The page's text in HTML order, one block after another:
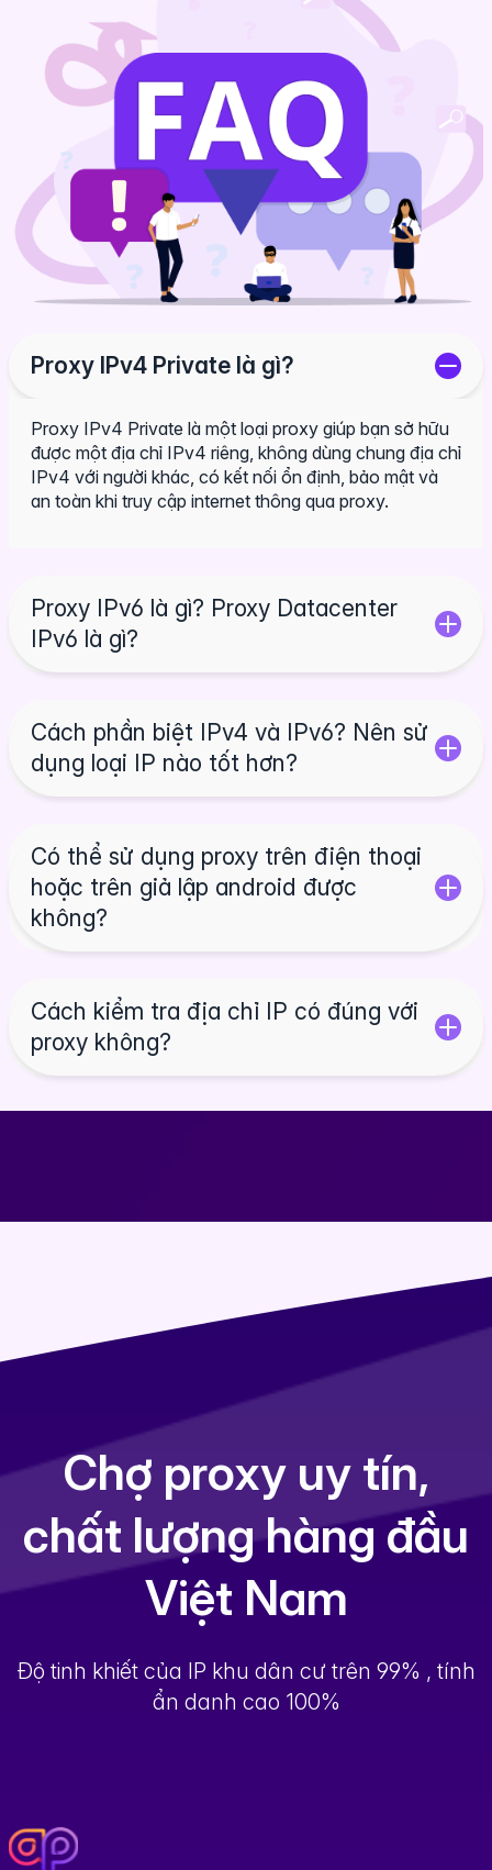
Proxy IPv4 Private là gì?
Proxy IPv4 Private là một loại proxy giúp bạn sở hữu
được một địa chỉ IPv4 riêng, không dùng chung địa chỉ
IPv4 với người khác, có kết nối ổn định, bảo mật và
an toàn khi truy cập internet thông qua proxy.
Proxy IPv6 là gì? Proxy Datacenter
IPv6 là gì?
Cách phần biệt IPv4 và IPv6? Nên sử
dụng loại IP nào tốt hơn?
Có thể sử dụng proxy trên điện thoại
hoặc trên giả lập android được
không?
Cách kiểm tra địa chỉ IP có đúng với
proxy không?
Chợ proxy uy tín,
chất lượng hàng đầu
Việt Nam
Độ tinh khiết của IP khu dân cư trên 99% , tính
ẩn danh cao 100%